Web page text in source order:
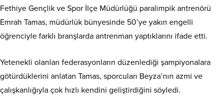
Fethiye Gençlik ve Spor İlçe Müdürlüğü paralimpik antrenörü
Emrah Tamas, müdürlük bünyesinde 50’ye yakın engelli
öğrenciyle farklı branşlarda antrenman yaptıklarını ifade etti.
Yetenekli olanları federasyonların düzenlediği şampiyonalara
götürdüklerini anlatan Tamas, sporcuları Beyza’nın azmi ve
çalışkanlığıyla çok hızlı kendini geliştirdiğini söyledi.